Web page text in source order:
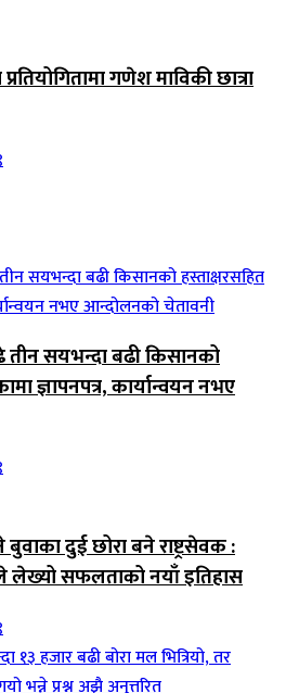
गणेश माविकी छात्रा
तीन सयभन्दा बढी किसानको
ज्ञापनपत्र, कार्यान्वयन नभए
दुई छोरा बने राष्ट्रसेवक :
लेख्यो सफलताको नयाँ इतिहास